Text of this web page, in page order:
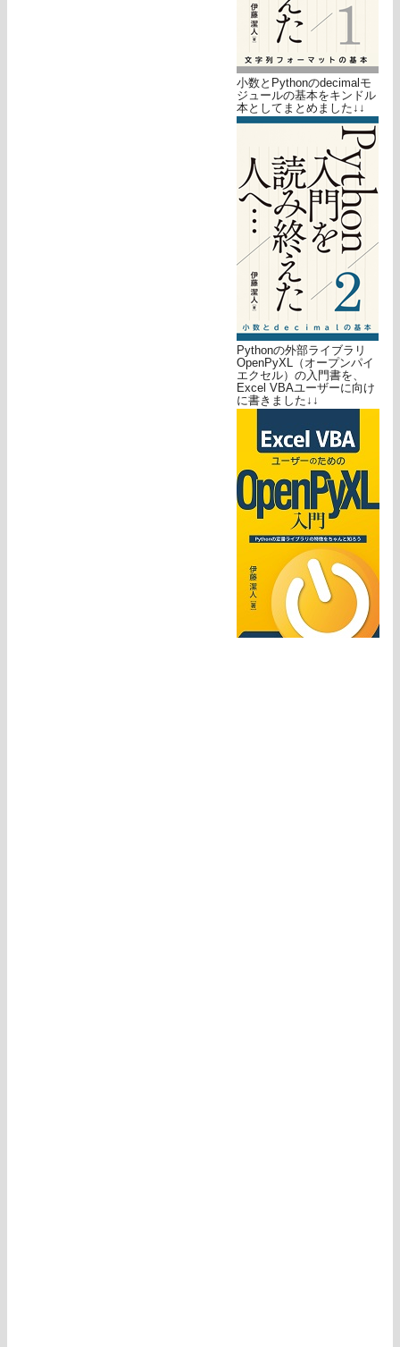
小数とPythonのdecimalモ
ジュールの基本をキンドル
本としてまとめました↓↓
Pythonの外部ライブラリ
OpenPyXL（オープンパイ
エクセル）の入門書を、
Excel VBAユーザーに向け
に書きました↓↓